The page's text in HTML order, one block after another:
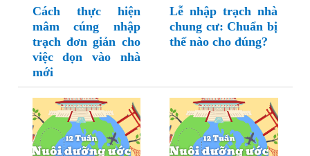
Cách thực hiện
mâm cúng nhập
trạch đơn giản cho
việc dọn vào nhà
mới
Lễ nhập trạch nhà
chung cư: Chuẩn bị
thế nào cho đúng?